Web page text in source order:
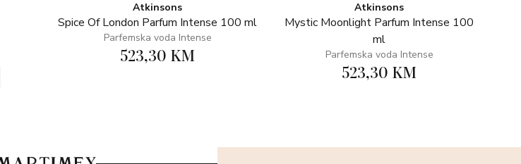
Atkinsons
Spice Of London Parfum Intense 100 ml
Parfemska voda Intense
523,30 KM
Atkinsons
Mystic Moonlight Parfum Intense 100
ml
Parfemska voda Intense
523,30 KM